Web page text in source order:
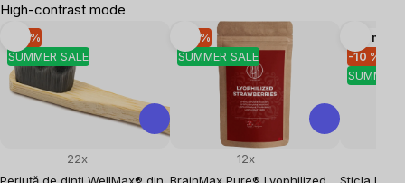
High-contrast mode
SUMMER SALE
-10 %
22x
SUMMER SALE
-10 %
12x
SUMMER
-10 %
Mai